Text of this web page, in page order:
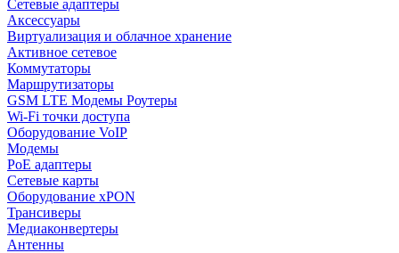
Сетевые адаптеры
Аксессуары
Виртуализация и облачное хранение
Активное сетевое
Коммутаторы
Маршрутизаторы
GSM LTE Модемы Роутеры
Wi-Fi точки доступа
Оборудование VoIP
Модемы
PoE адаптеры
Сетевые карты
Оборудование xPON
Трансиверы
Медиаконвертеры
Антенны